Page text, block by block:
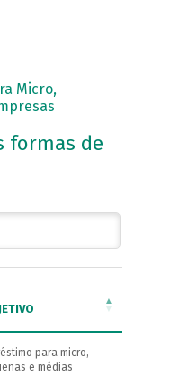
Micro,
formas de
para micro,
e médias